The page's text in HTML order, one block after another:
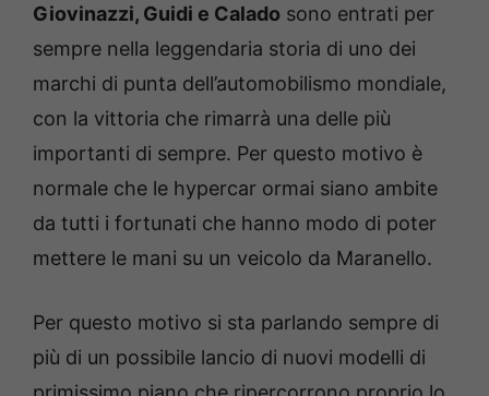
Giovinazzi, Guidi e Calado sono entrati per
sempre nella leggendaria storia di uno dei
marchi di punta dell’automobilismo mondiale,
con la vittoria che rimarrà una delle più
importanti di sempre. Per questo motivo è
normale che le hypercar ormai siano ambite
da tutti i fortunati che hanno modo di poter
mettere le mani su un veicolo da Maranello.
Per questo motivo si sta parlando sempre di
più di un possibile lancio di nuovi modelli di